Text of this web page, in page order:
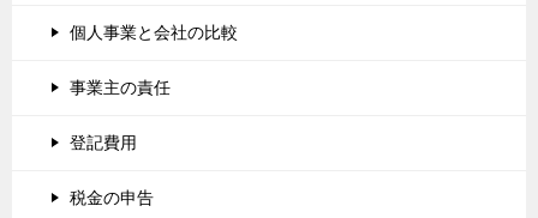
個人事業と会社の比較
事業主の責任
登記費用
税金の申告